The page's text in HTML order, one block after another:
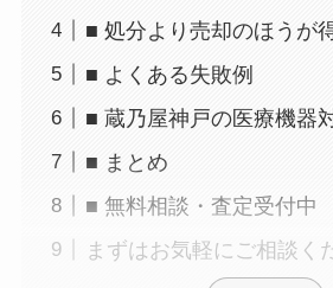
■ 処分より売却のほうが
■ よくある失敗例
■ 蔵乃屋神戸の医療機器
■ まとめ
■ 無料相談・査定受付中
まずはお気軽にご相談く